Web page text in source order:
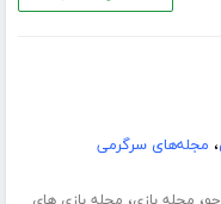
، مجله‌های سرگرمی
مجله بازی
مجله بازی های